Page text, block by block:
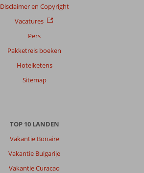
Disclaimer en Copyright
Vacatures
Pers
Pakketreis boeken
Hotelketens
Sitemap
TOP 10 LANDEN
Vakantie Bonaire
Vakantie Bulgarije
Vakantie Curacao